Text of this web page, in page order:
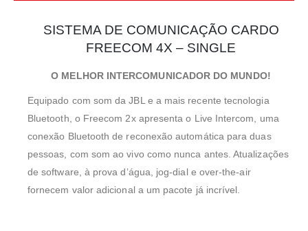
SISTEMA DE COMUNICAÇÃO CARDO
FREECOM 4X – SINGLE
O MELHOR INTERCOMUNICADOR DO MUNDO!
Equipado com som da JBL e a mais recente tecnologia
Bluetooth, o Freecom 2x apresenta o Live Intercom, uma
conexão Bluetooth de reconexão automática para duas
pessoas, com som ao vivo como nunca antes. Atualizações
de software, à prova d’água, jog-dial e over-the-air
fornecem valor adicional a um pacote já incrível.